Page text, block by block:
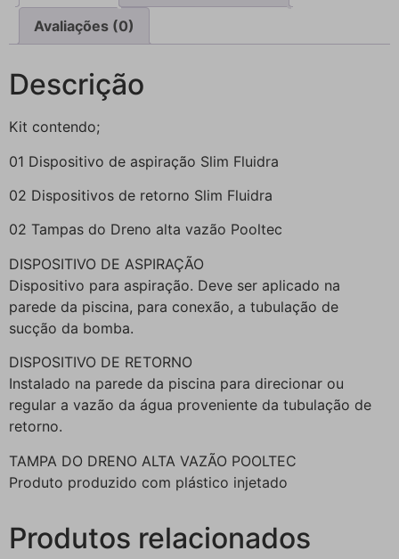
Avaliações (0)
Descrição
Kit contendo;
01 Dispositivo de aspiração Slim Fluidra
02 Dispositivos de retorno Slim Fluidra
02 Tampas do Dreno alta vazão Pooltec
DISPOSITIVO DE ASPIRAÇÃO
Dispositivo para aspiração. Deve ser aplicado na
parede da piscina, para conexão, a tubulação de
sucção da bomba.
DISPOSITIVO DE RETORNO
Instalado na parede da piscina para direcionar ou
regular a vazão da água proveniente da tubulação de
retorno.
TAMPA DO DRENO ALTA VAZÃO POOLTEC
Produto produzido com plástico injetado
Produtos relacionados